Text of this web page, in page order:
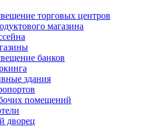
торговых центров
магазина
банков
здания
помещений
дворец